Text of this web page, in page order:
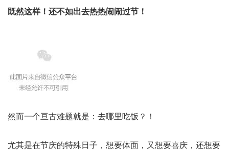
既然这样！还不如出去热热闹闹过节！
然而一个亘古难题就是：去哪里吃饭？！
尤其是在节庆的特殊日子，想要体面，又想要喜庆，还想要